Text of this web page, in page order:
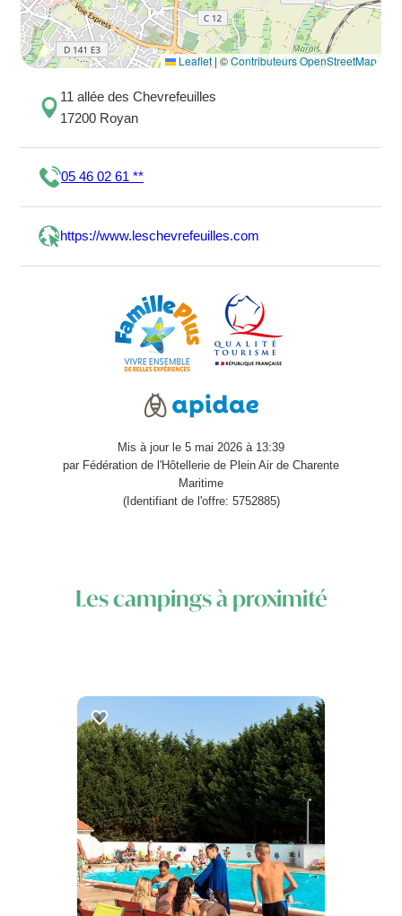
Leaflet | ©Contributeurs OpenStreetMap
11 allée des Chevrefeuilles
17200 Royan
05 46 02 61 **
https://www.leschevrefeuilles.com
Mis à jour le 5 mai 2026 à 13:39
par Fédération de l'Hôtellerie de Plein Air de Charente
Maritime
(Identifiant de l'offre: 5752885)
Les campings à proximité